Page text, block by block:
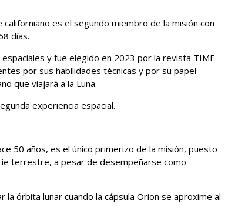
es el segundo miembro de la misión con
días.
y fue elegido en 2023 por la revista TIME
por sus habilidades técnicas y por su papel
que viajará a la Luna.
experiencia espacial.
50 años, es el único primerizo de la misión, puesto
terrestre, a pesar de desempeñarse como
la órbita lunar cuando la cápsula Orion se aproxime al